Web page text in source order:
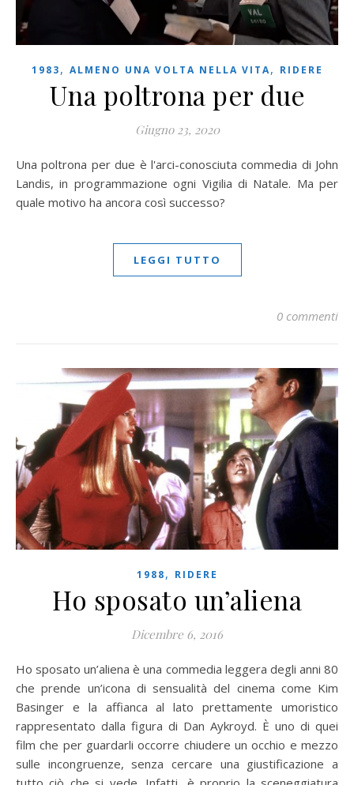
1983, ALMENO UNA VOLTA NELLA VITA, RIDERE
Una poltrona per due
Giugno 23, 2020
Una poltrona per due è l'arci-conosciuta commedia di John
Landis, in programmazione ogni Vigilia di Natale. Ma per
quale motivo ha ancora così successo?
LEGGI TUTTO
0 commenti
1988, RIDERE
Ho sposato un’aliena
Dicembre 6, 2016
Ho sposato un’aliena è una commedia leggera degli anni 80
che prende un’icona di sensualità del cinema come Kim
Basinger e la affianca al lato prettamente umoristico
rappresentato dalla figura di Dan Aykroyd. È uno di quei
film che per guardarli occorre chiudere un occhio e mezzo
sulle incongruenze, senza cercare una giustificazione a